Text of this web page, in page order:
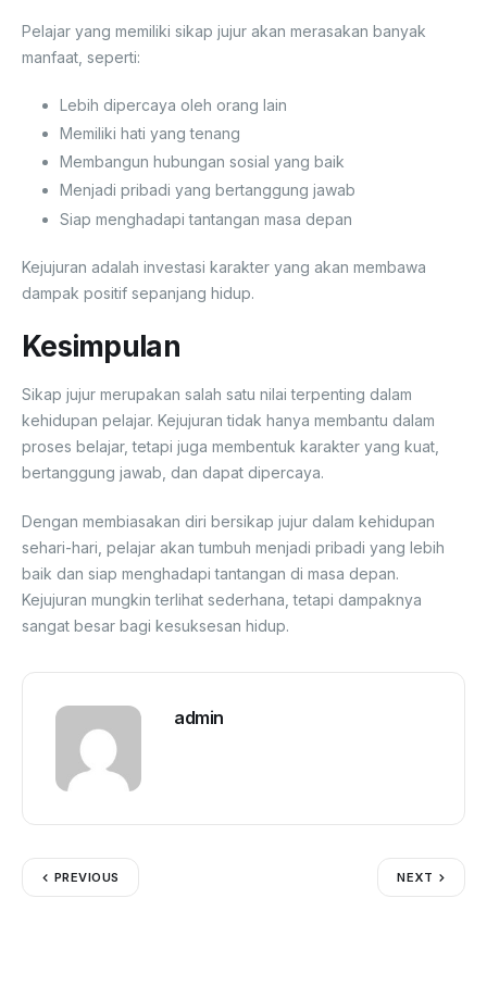
Pelajar yang memiliki sikap jujur akan merasakan banyak
manfaat, seperti:
Lebih dipercaya oleh orang lain
Memiliki hati yang tenang
Membangun hubungan sosial yang baik
Menjadi pribadi yang bertanggung jawab
Siap menghadapi tantangan masa depan
Kejujuran adalah investasi karakter yang akan membawa
dampak positif sepanjang hidup.
Kesimpulan
Sikap jujur merupakan salah satu nilai terpenting dalam
kehidupan pelajar. Kejujuran tidak hanya membantu dalam
proses belajar, tetapi juga membentuk karakter yang kuat,
bertanggung jawab, dan dapat dipercaya.
Dengan membiasakan diri bersikap jujur dalam kehidupan
sehari-hari, pelajar akan tumbuh menjadi pribadi yang lebih
baik dan siap menghadapi tantangan di masa depan.
Kejujuran mungkin terlihat sederhana, tetapi dampaknya
sangat besar bagi kesuksesan hidup.
admin
PREVIOUS NEXT